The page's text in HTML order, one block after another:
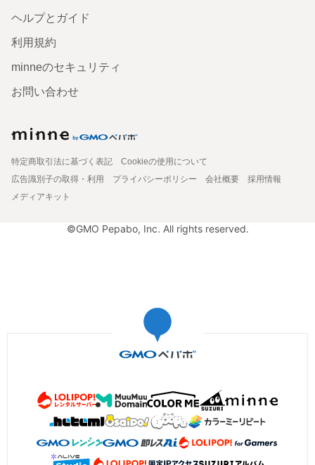
ヘルプとガイド
利用規約
minneのセキュリティ
お問い合わせ
特定商取引法に基づく表記
Cookieの使用について
広告識別子の取得・利用
プライバシーポリシー 会社概要
採用情報
メディアキット
©GMO Pepabo, Inc. All rights reserved.